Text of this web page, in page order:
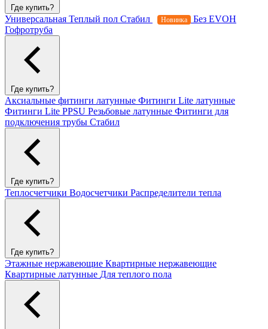
Где купить?
Универсальная Теплый пол Стабил Новинка
Без EVOH
Гофротруба
Где купить?
Аксиальные фитинги латунные Фитинги Lite латунные
Фитинги Lite PPSU Резьбовые латунные Фитинги для
подключения трубы Стабил
Где купить?
Теплосчетчики Водосчетчики Распределители тепла
Где купить?
Этажные нержавеющие Квартирные нержавеющие
Квартирные латунные Для теплого пола